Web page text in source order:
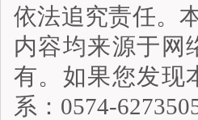
依法追究责任。
内容均来源于网
有。如果您发现
系：0574-